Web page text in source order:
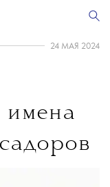
24 МАЯ 2024
имена